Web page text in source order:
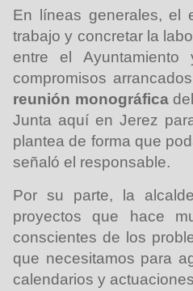
En líneas generales, el
trabajo y concretar la
entre el
compromisos
reunión monográfica
Junta aquí en Jerez
plantea de forma que
señaló el responsable.
Por su parte, la
proyectos que hace
conscientes de los
que necesitamos para
calendarios y